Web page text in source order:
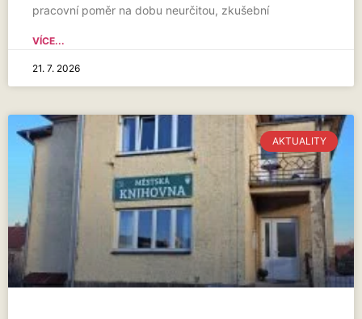
pracovní poměr na dobu neurčitou, zkušební
VÍCE...
21. 7. 2026
AKTUALITY